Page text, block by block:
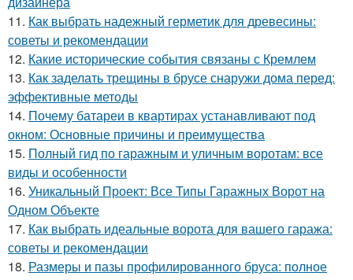
11. Как выбрать надежный герметик для древесины:
советы и рекомендации
12. Какие исторические события связаны с Кремлем
13. Как заделать трещины в брусе снаружи дома перед:
эффективные методы
14. Почему батареи в квартирах устанавливают под
окном: Основные причины и преимущества
15. Полный гид по гаражным и уличным воротам: все
виды и особенности
16. Уникальный Проект: Все Типы Гаражных Ворот на
Одном Объекте
17. Как выбрать идеальные ворота для вашего гаража:
советы и рекомендации
18. Размеры и пазы профилированного бруса: полное